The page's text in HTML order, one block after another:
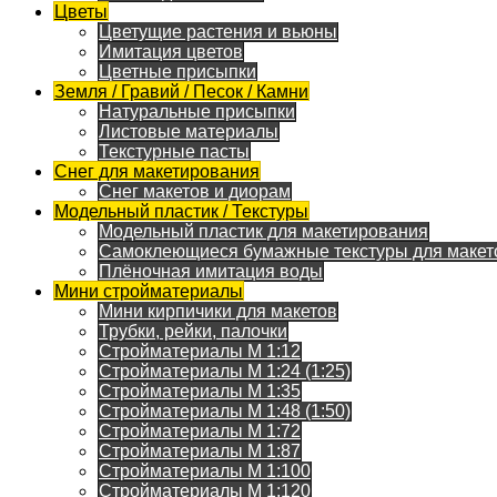
Цветы
Цветущие растения и вьюны
Имитация цветов
Цветные присыпки
Земля / Гравий / Песок / Камни
Натуральные присыпки
Листовые материалы
Текстурные пасты
Снег для макетирования
Снег макетов и диорам
Модельный пластик / Текстуры
Модельный пластик для макетирования
Самоклеющиеся бумажные текстуры для
Плёночная имитация воды
Мини стройматериалы
Мини кирпичики для макетов
Трубки, рейки, палочки
Стройматериалы M 1:12
Стройматериалы M 1:24 (1:25)
Стройматериалы M 1:35
Стройматериалы M 1:48 (1:50)
Стройматериалы M 1:72
Стройматериалы M 1:87
Стройматериалы M 1:100
Стройматериалы M 1:120